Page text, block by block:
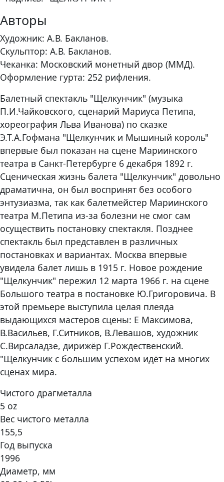
Авторы
Художник: А.В. Бакланов.
Скульптор: А.В. Бакланов.
Чеканка: Московский монетный двор (ММД).
Оформление гурта: 252 рифления.
Балетный спектакль "Щелкунчик" (музыка
П.И.Чайковского, сценарий Мариуса Петипа,
хореография Льва Иванова) по сказке
Э.Т.А.Гофмана "Щелкунчик и Мышиный король"
впервые был показан на сцене Мариинского
театра в Санкт-Петербурге 6 декабря 1892 г.
Сценическая жизнь балета "Щелкунчик" довольно
драматична, он был воспринят без особого
энтузиазма, так как балетмейстер Мариинского
театра М.Петипа из-за болезни не смог сам
осуществить постановку спектакля. Позднее
спектакль был представлен в различных
постановках и вариантах. Москва впервые
увидела балет лишь в 1915 г. Новое рождение
"Щелкунчик" пережил 12 марта 1966 г. на сцене
Большого театра в постановке Ю.Григоровича. В
этой премьере выступила целая плеяда
выдающихся мастеров сцены: Е Максимова,
В.Васильев, Г.Ситников, В.Левашов, художник
С.Вирсаладзе, дирижёр Г.Рождественский.
"Щелкунчик с большим успехом идёт на многих
сценах мира.
Чистого драгметалла
5 oz
Вес чистого металла
155,5
Год выпуска
1996
Диаметр, мм